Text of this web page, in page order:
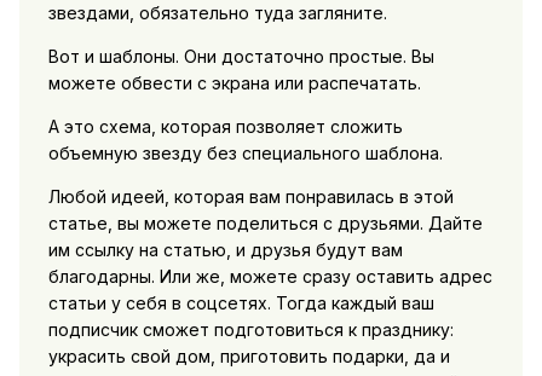
звездами, обязательно туда загляните.
Вот и шаблоны. Они достаточно простые. Вы
можете обвести с экрана или распечатать.
А это схема, которая позволяет сложить
объемную звезду без специального шаблона.
Любой идеей, которая вам понравилась в этой
статье, вы можете поделиться с друзьями. Дайте
им ссылку на статью, и друзья будут вам
благодарны. Или же, можете сразу оставить адрес
статьи у себя в соцсетях. Тогда каждый ваш
подписчик сможет подготовиться к празднику:
украсить свой дом, приготовить подарки, да и